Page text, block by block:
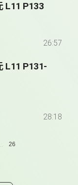
L11 P133
26:57
L11 P131-
28:18
26